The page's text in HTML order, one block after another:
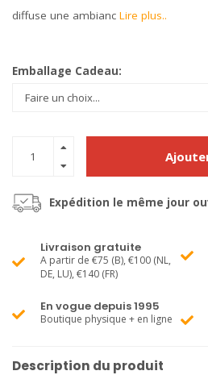
diffuse une ambianc Lire plus..
Emballage Cadeau:
Expédition le même jour
Livraison gratuite
A partir de €75 (B), €100 (NL,
DE, LU), €140 (FR)
En vogue depuis 1995
Boutique physique + en ligne
Description du produit